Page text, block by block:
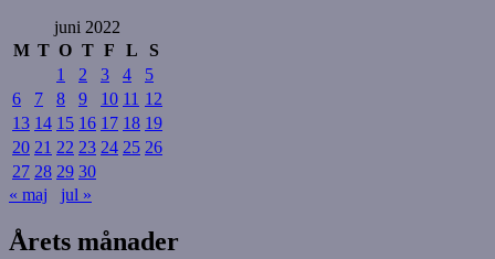
juni 2022
M T O T F L
S
1
2 3 4
5
6
7 8 9 10 11 12
13 14 15 16 17 18 19
20 21 22 23 24 25 26
27 28 29 30
« maj
jul »
Årets månader